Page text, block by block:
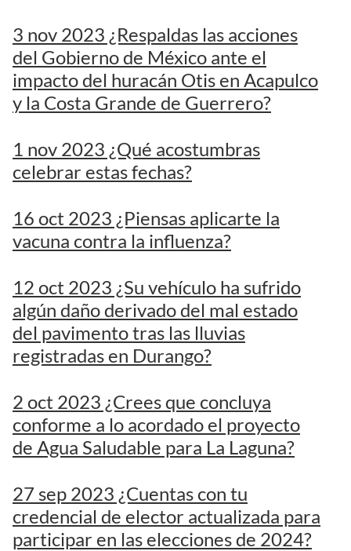
3 nov 2023 ¿Respaldas las acciones
del Gobierno de México ante el
impacto del huracán Otis en Acapulco
y la Costa Grande de Guerrero?
1 nov 2023 ¿Qué acostumbras
celebrar estas fechas?
16 oct 2023 ¿Piensas aplicarte la
vacuna contra la influenza?
12 oct 2023 ¿Su vehículo ha sufrido
algún daño derivado del mal estado
del pavimento tras las lluvias
registradas en Durango?
2 oct 2023 ¿Crees que concluya
conforme a lo acordado el proyecto
de Agua Saludable para La Laguna?
27 sep 2023 ¿Cuentas con tu
credencial de elector actualizada para
participar en las elecciones de 2024?